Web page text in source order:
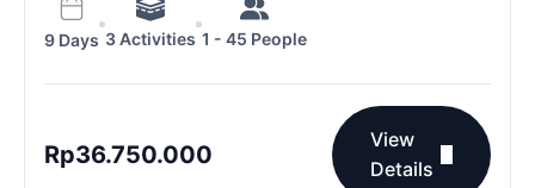
9 Days 3 Activities 1 - 45 People
Rp36.750.000
View
Details